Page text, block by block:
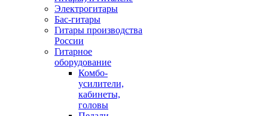
Электрогитары
Бас-гитары
Гитары производства
России
Гитарное
оборудование
Комбо-
усилители,
кабинеты,
головы